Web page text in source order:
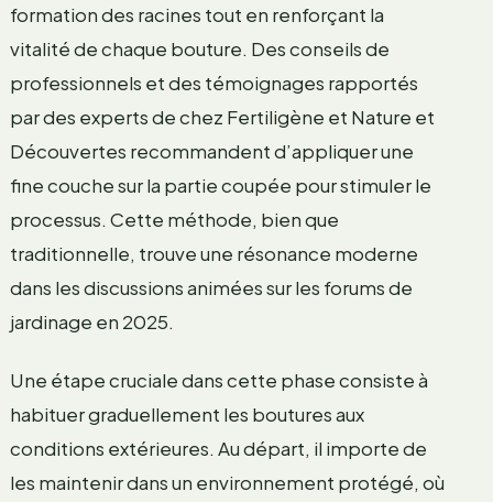
formation des racines tout en renforçant la
vitalité de chaque bouture. Des conseils de
professionnels et des témoignages rapportés
par des experts de chez Fertiligène et Nature et
Découvertes recommandent d’appliquer une
fine couche sur la partie coupée pour stimuler le
processus. Cette méthode, bien que
traditionnelle, trouve une résonance moderne
dans les discussions animées sur les forums de
jardinage en 2025.
Une étape cruciale dans cette phase consiste à
habituer graduellement les boutures aux
conditions extérieures. Au départ, il importe de
les maintenir dans un environnement protégé, où